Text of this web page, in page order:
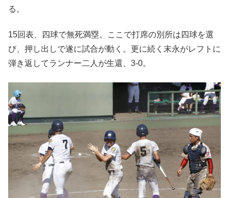
る。
15回表、四球で無死満塁。ここで打席の別所は四球を選
び、押し出しで遂に試合が動く。更に続く末永がレフトに
弾き返してランナー二人が生還、3-0。